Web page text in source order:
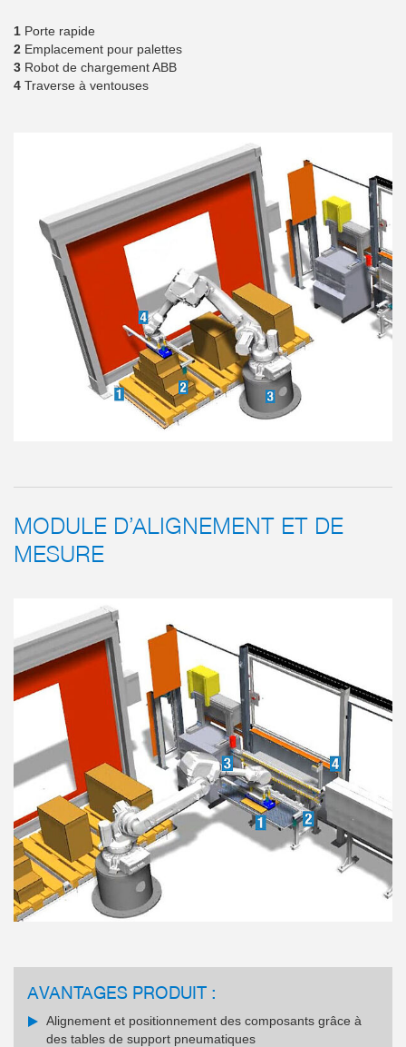
1 Porte rapide
2 Emplacement pour palettes
3 Robot de chargement ABB
4 Traverse à ventouses
MODULE D’ALIGNEMENT ET DE
MESURE
AVANTAGES PRODUIT :
Alignement et positionnement des composants grâce à
des tables de support pneumatiques